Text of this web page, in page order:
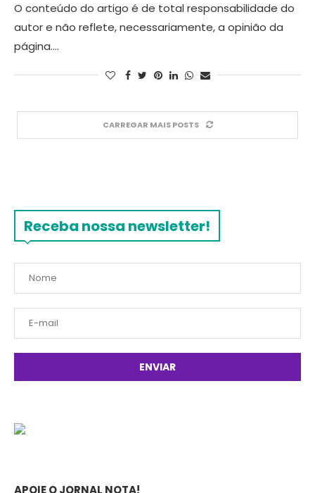
O conteúdo do artigo é de total responsabilidade do
autor e não reflete, necessariamente, a opinião da
página.…
CARREGAR MAIS POSTS
Receba nossa newsletter!
APOIE O JORNAL NOTA!